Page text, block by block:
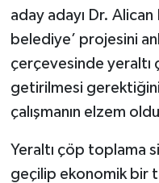
aday adayı Dr.
belediye’ projesini
çerçevesinde yeraltı
getirilmesi
çalışmanın elzem
Yeraltı çöp toplama
geçilip ekonomik bir